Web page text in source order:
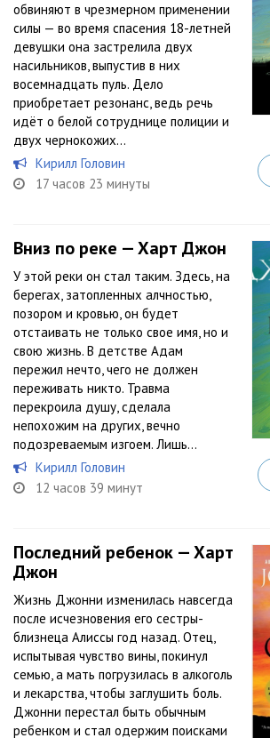
обвиняют в чрезмерном применении
силы — во время спасения 18-летней
девушки она застрелила двух
насильников, выпустив в них
восемнадцать пуль. Дело
приобретает резонанс, ведь речь
идёт о белой сотруднице полиции и
двух чернокожих...
Кирилл Головин
17 часов 23 минуты
Вниз по реке — Харт Джон
У этой реки он стал таким. Здесь, на
берегах, затопленных алчностью,
позором и кровью, он будет
отстаивать не только свое имя, но и
свою жизнь. В детстве Адам
пережил нечто, чего не должен
переживать никто. Травма
перекроила душу, сделала
непохожим на других, вечно
подозреваемым изгоем. Лишь...
Кирилл Головин
12 часов 39 минут
Последний ребенок — Харт
Джон
Жизнь Джонни изменилась навсегда
после исчезновения его сестры-
близнеца Алиссы год назад. Отец,
испытывая чувство вины, покинул
семью, а мать погрузилась в алкоголь
и лекарства, чтобы заглушить боль.
Джонни перестал быть обычным
ребенком и стал одержим поисками